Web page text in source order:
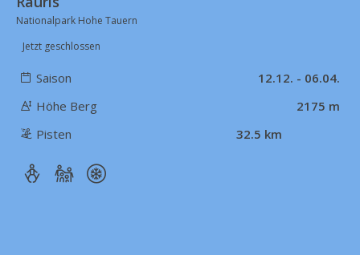
Nationalpark Hohe Tauern
Jetzt geschlossen
Saison
12.12. - 06.04.
Höhe Berg
2175 m
Pisten
32.5 km